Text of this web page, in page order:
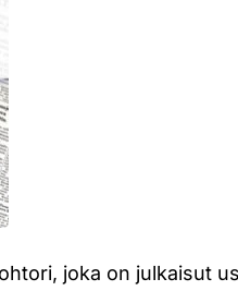
joka on julkaisut